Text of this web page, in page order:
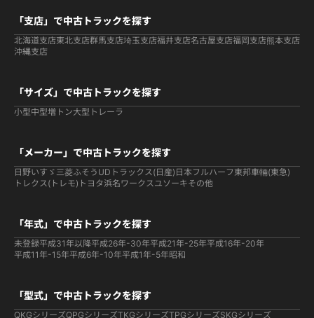
「支店」で中古トラックを探す
北海道支店東北支店群馬支店埼玉支店福井支店名古屋支店福岡支店熊本支店
沖縄支店
「サイズ」で中古トラックを探す
小型中型増トン大型 トレーラ
「メーカー」で中古トラックを探す
日野いすゞ 三菱ふそう UDトラックス(日産) 日本フルハーフ 東邦車輛(東急)
トレクス(トレモ) トヨタ浜名ワークスユソーキその他
「年式」で中古トラックを探す
未登録平成31年以降平成26年-30年平成21年-25年平成16年-20年
平成11年-15年平成6年-10年平成1年-5年昭和
「型式」で中古トラックを探す
QKGシリーズQPGシリーズTKGシリーズTPGシリーズSKGシリーズ